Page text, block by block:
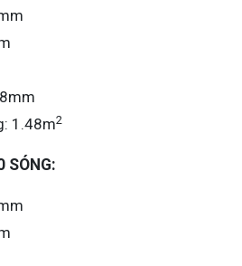
1.48m2
SÓNG: